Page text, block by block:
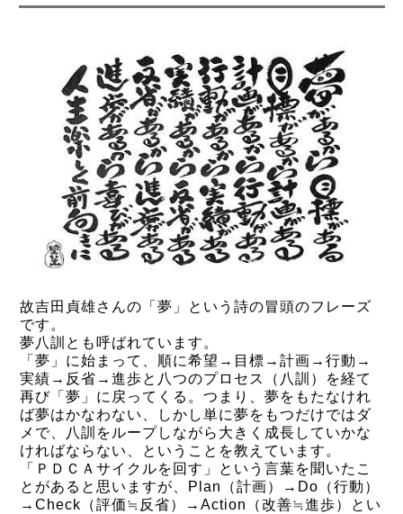
故吉田貞雄さんの「夢」という詩の冒頭のフレーズ
です。
夢八訓とも呼ばれています。
「夢」に始まって、順に希望→目標→計画→行動→
実績→反省→進歩と八つのプロセス（八訓）を経て
再び「夢」に戻ってくる。つまり、夢をもたなけれ
ば夢はかなわない、しかし単に夢をもつだけではダ
メで、八訓をループしながら大きく成長していかな
ければならない、ということを教えています。
「ＰＤＣＡサイクルを回す」という言葉を聞いたこ
とがあると思いますが、Plan（計画）→Do（行動）
→Check（評価≒反省）→Action（改善≒進歩）とい